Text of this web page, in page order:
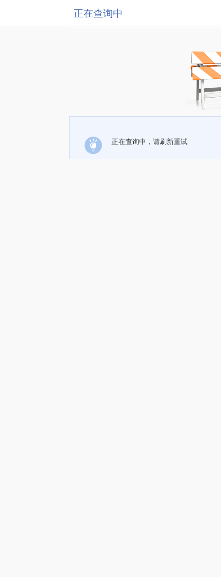
正在查询中
正在查询中，请刷新重试